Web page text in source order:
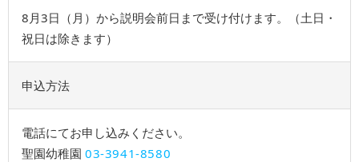
8⽉3⽇（月）から説明会前⽇まで受け付けます。（⼟⽇・
祝日は除きます）
申込方法
電話にてお申し込みください。
聖園幼稚園 03-3941-8580